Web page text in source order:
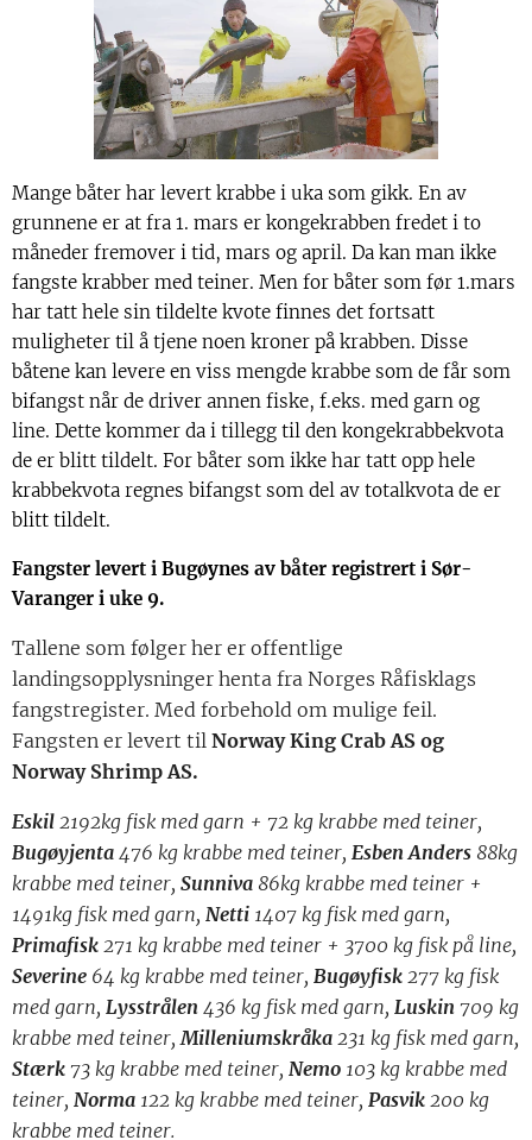
Mange båter har levert krabbe i uka som gikk. En av
grunnene er at fra 1. mars er kongekrabben fredet i to
måneder fremover i tid, mars og april. Da kan man ikke
fangste krabber med teiner. Men for båter som før 1.mars
har tatt hele sin tildelte kvote finnes det fortsatt
muligheter til å tjene noen kroner på krabben. Disse
båtene kan levere en viss mengde krabbe som de får som
bifangst når de driver annen fiske, f.eks. med garn og
line. Dette kommer da i tillegg til den kongekrabbekvota
de er blitt tildelt. For båter som ikke har tatt opp hele
krabbekvota regnes bifangst som del av totalkvota de er
blitt tildelt.
Fangster levert i Bugøynes av båter registrert i Sør-
Varanger i uke 9.
Tallene som følger her er offentlige
landingsopplysninger henta fra Norges Råfisklags
fangstregister. Med forbehold om mulige feil.
Fangsten er levert til Norway King Crab AS og
Norway Shrimp AS.
Eskil 2192kg fisk med garn + 72 kg krabbe med teiner,
Bugøyjenta 476 kg krabbe med teiner, Esben Anders 88kg
krabbe med teiner, Sunniva 86kg krabbe med teiner +
1491kg fisk med garn, Netti 1407 kg fisk med garn,
Primafisk 271 kg krabbe med teiner + 3700 kg fisk på line,
Severine 64 kg krabbe med teiner, Bugøyfisk 277 kg fisk
med garn, Lysstrålen 436 kg fisk med garn, Luskin 709 kg
krabbe med teiner, Milleniumskråka 231 kg fisk med garn,
Stærk 73 kg krabbe med teiner, Nemo 103 kg krabbe med
teiner, Norma 122 kg krabbe med teiner, Pasvik 200 kg
krabbe med teiner.